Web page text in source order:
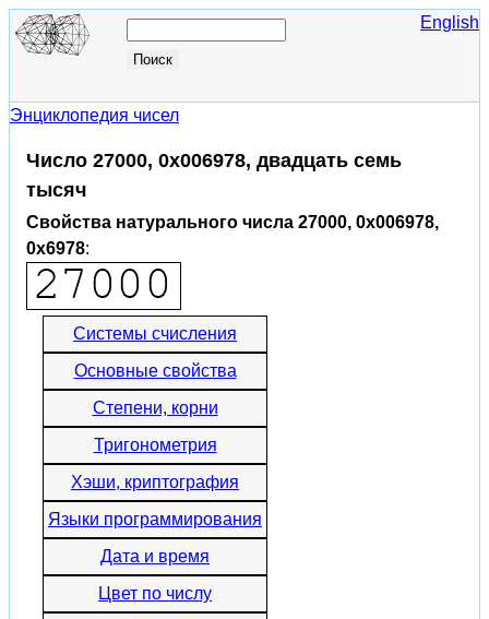
English
Энциклопедия чисел
Число 27000, 0x006978, двадцать семь
тысяч
Свойства натурального числа 27000, 0x006978,
0x6978:
Системы счисления
Основные свойства
Степени, корни
Тригонометрия
Хэши, криптография
Языки программирования
Дата и время
Цвет по числу